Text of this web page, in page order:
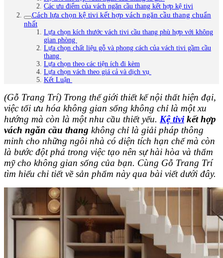
Các ưu điểm của vách ngăn cầu thang kết hợp kệ tivi
Cách lựa chọn kệ tivi kết hợp vách ngăn cầu thang chuẩn
nhất
Lựa chọn kích thước vách tivi cầu thang phù hợp với không
gian phòng
Lựa chọn chất liệu gỗ và phong cách của vách tivi gầm cầu
thang
Lựa chọn theo các tiện ích đi kèm
Lựa chọn vách theo giá cả và dịch vụ
Kết Luận
(Gỗ Trang Trí) Trong thế giới thiết kế nội thất hiện đại,
việc tối ưu hóa không gian sống không chỉ là một xu
hướng mà còn là một nhu cầu thiết yếu. Kệ tivikết hợp
vách ngăn cầu thang không chỉ là giải pháp thông
minh cho những ngôi nhà có diện tích hạn chế mà còn
là bước đột phá trong việc tạo nên sự hài hòa và thẩm
mỹ cho không gian sống của bạn. Cùng Gỗ Trang Trí
tìm hiểu chi tiết về sản phẩm này qua bài viết dưới đây.